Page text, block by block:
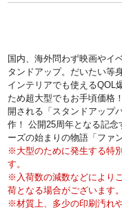
国内、海外問わず映画やイ
タンドアップ。だいたい等
インテリアでも使えるQOL
ため超大型でもお手頃価格
開される「スタンドアップ
作！ 公開25周年となる記念
ーズの始まりの物語「ファ
※大型のために発生する特
す。
※入荷数の減数などにより
荷となる場合がございます。
※材質上、多少の印刷汚れ